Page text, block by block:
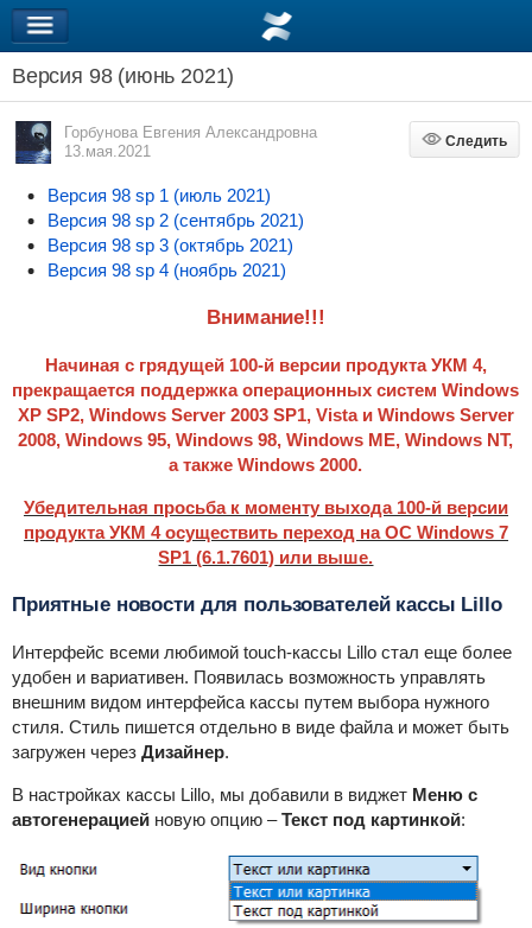
Версия 98 (июнь 2021)
Горбунова Евгения Александровна
13.мая.2021
Следить
Следить
Версия 98 sp 1 (июль 2021)
Версия 98 sp 2 (сентябрь 2021)
Версия 98 sp 3 (октябрь 2021)
Версия 98 sp 4 (ноябрь 2021)
Внимание!!!
Начиная с грядущей 100-й версии продукта УКМ 4,
прекращается поддержка операционных системWindows
XP SP2, Windows Server 2003 SP1, Vista и Windows Server
2008, Windows 95, Windows 98, Windows ME, Windows NT,
а также Windows 2000.
Убедительная просьба к моменту выхода 100-й версии
продукта УКМ 4 осуществить переход на ОС Windows 7
SP1 (6.1.7601) или выше.
Приятные новости для пользователей кассы Lillo
Интерфейс всеми любимой touch-касcы Lillo стал еще более
удобен и вариативен. Появилась возможность управлять
внешним видом интерфейса кассы путем выбора нужного
стиля. Стиль пишется отдельно в виде файла и может быть
загружен через Дизайнер.
В настройках кассы Lillo, мы добавили в виджет Меню с
автогенерациейновую опцию –Текст под картинкой: